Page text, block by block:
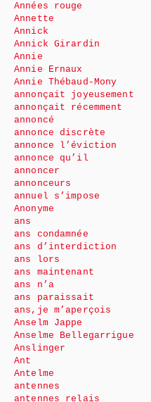
Années rouge
Annette
Annick
Annick Girardin
Annie
Annie Ernaux
Annie Thébaud-Mony
annonçait joyeusement
annonçait récemment
annoncé
annonce discrète
annonce l’éviction
annonce qu’il
annoncer
annonceurs
annuel s’impose
Anonyme
ans
ans condamnée
ans d’interdiction
ans lors
ans maintenant
ans n’a
ans paraissait
ans,je m’aperçois
Anselm Jappe
Anselme Bellegarrigue
Anslinger
Ant
Antelme
antennes
antennes relais